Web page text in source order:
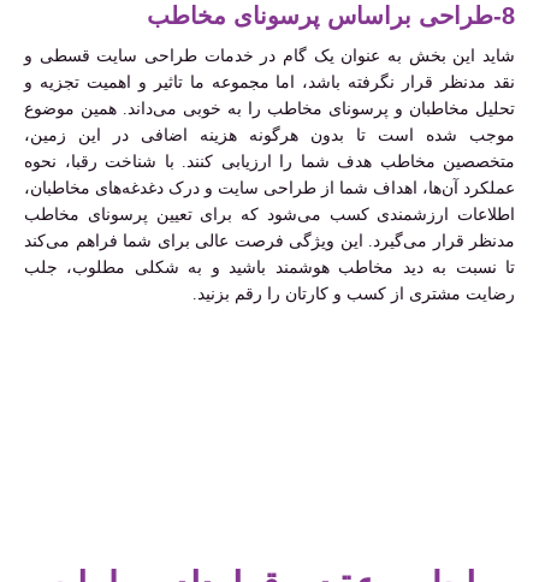
8-طراحی براساس پرسونای مخاطب
شاید این بخش به عنوان یک گام در خدمات طراحی سایت قسطی و
نقد مدنظر قرار نگرفته باشد، اما مجموعه ما تاثیر و اهمیت تجزیه و
تحلیل مخاطبان و پرسونای مخاطب را به خوبی می‌داند. همین موضوع
موجب شده است تا بدون هرگونه هزینه اضافی در این زمین،
متخصصین مخاطب هدف شما را ارزیابی کنند. با شناخت رقبا، نحوه
عملکرد آن‌ها، اهداف شما از طراحی سایت و درک دغدغه‌های مخاطبان،
اطلاعات ارزشمندی کسب می‌شود که برای تعیین پرسونای مخاطب
مدنظر قرار می‌گیرد. این ویژگی فرصت عالی برای شما فراهم می‌کند
تا نسبت به دید مخاطب هوشمند باشید و به شکلی مطلوب، جلب
رضایت مشتری از کسب و کارتان را رقم بزنید.